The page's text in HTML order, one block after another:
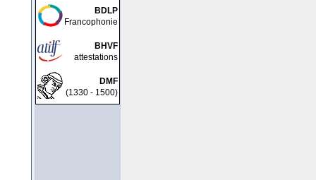
BDLP
Francophonie
BHVF
attestations
DMF
(1330 - 1500)